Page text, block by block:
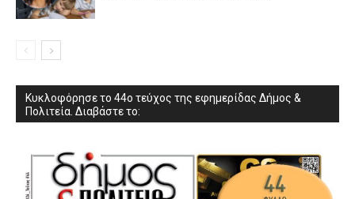
Κυκλοφόρησε το 44ο τεύχος της εφημερίδας Δήμος &
Πολιτεία. Διαβάστε το: